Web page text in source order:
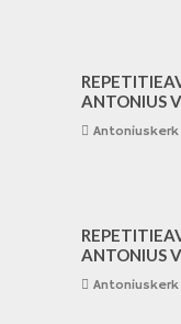
ANTONIUS
Antoniuskerk
ANTONIUS
Antoniuskerk